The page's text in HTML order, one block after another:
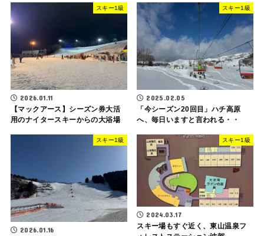
スキー1級
2026.01.11
【マックアース】シーズン券大活
用のナイタースキーからの大浴場
スキー1級
2025.02.05
「今シーズン20回目」ハチ高原
へ、毎日いますと言われる・・
スキー1級
2026.01.16
スキー1級
2024.03.17
スキー場もすぐ近く、東山温泉フ